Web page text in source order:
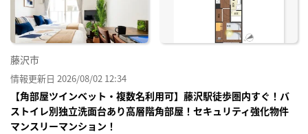
藤沢市
情報更新日 2026/08/02 12:34
【角部屋ツインベット・複数名利用可】藤沢駅徒歩圏内すぐ！バ
ストイレ別独立洗面台あり高層階角部屋！セキュリティ強化物件
マンスリーマンション！